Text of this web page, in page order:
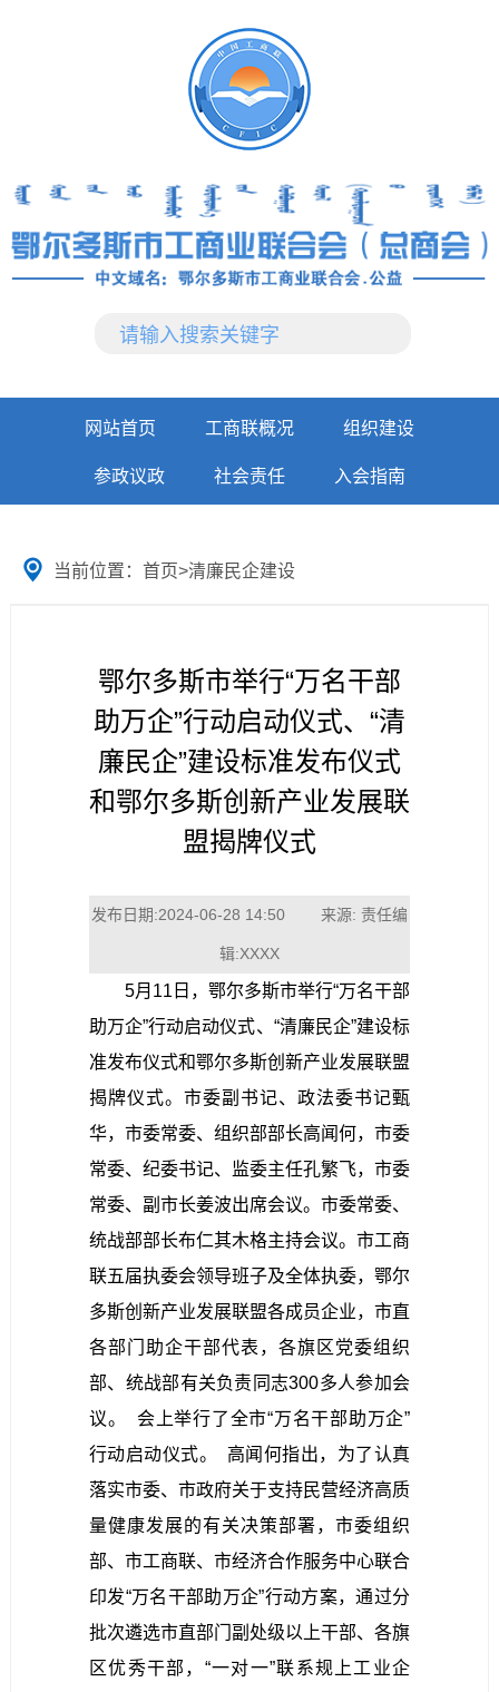
网站首页 工商联概况 组织建设
参政议政 社会责任 入会指南
当前位置： 首页>清廉民企建设
鄂尔多斯市举行“万名干部
助万企”行动启动仪式、“清
廉民企”建设标准发布仪式
和鄂尔多斯创新产业发展联
盟揭牌仪式
发布日期:2024-06-28 14:50 来源: 责任编
辑:XXXX
5月11日，鄂尔多斯市举行“万名干部
助万企”行动启动仪式、“清廉民企”建设标
准发布仪式和鄂尔多斯创新产业发展联盟
揭牌仪式。市委副书记、政法委书记甄
华，市委常委、组织部部长高闻何，市委
常委、纪委书记、监委主任孔繁飞，市委
常委、副市长姜波出席会议。市委常委、
统战部部长布仁其木格主持会议。市工商
联五届执委会领导班子及全体执委，鄂尔
多斯创新产业发展联盟各成员企业，市直
各部门助企干部代表，各旗区党委组织
部、统战部有关负责同志300多人参加会
议。 会上举行了全市“万名干部助万企”
行动启动仪式。
高闻何指出，为了认真
落实市委、市政府关于支持民营经济高质
量健康发展的有关决策部署，市委组织
部、市工商联、市经济合作服务中心联合
印发“万名干部助万企”行动方案，通过分
批次遴选市直部门副处级以上干部、各旗
区优秀干部，“一对一”联系规上工业企